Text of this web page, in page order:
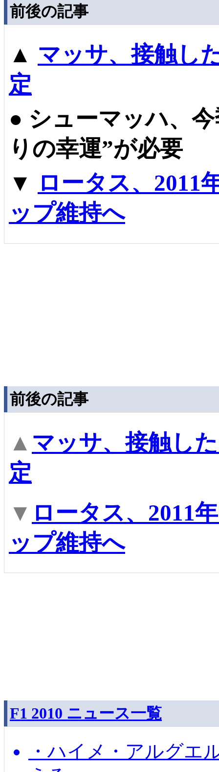
前後の記事
▲ マッサ、接触し
定
● シューマッハ、
りの幸運”が必要
▼ ロータス、2011
ップ維持へ
前後の記事
▲ マッサ、接触し
定
▼ ロータス、2011
ップ維持へ
F1 2010 ニュース一覧
・ハイメ・アルグエ